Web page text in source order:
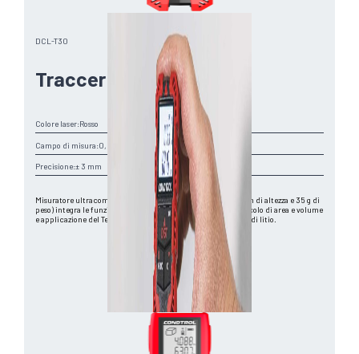
DCL-T30
Traccer 30
Colore laser:Rosso
Campo di misura:0,03-30 m
Precisione:± 3 mm
Misuratore ultracompatto per interni. Piccolo e leggero (7 cm di altezza e 35 g di
peso) integra le funzioni chiave per un uso professionale: calcolo di area e volume
e applicazione del Teorema di Pitagora. Con batteria agli ioni di litio.
Vai al B2B